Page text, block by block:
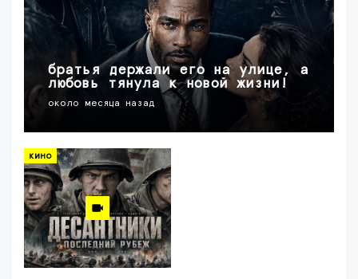
братья держали его на улице, а
любовь тянула к новой жизни!
около месяца назад
кино